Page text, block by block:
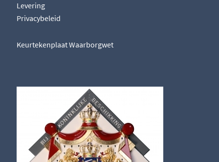
Levering
Privacybeleid
Keurtekenplaat Waarborgwet